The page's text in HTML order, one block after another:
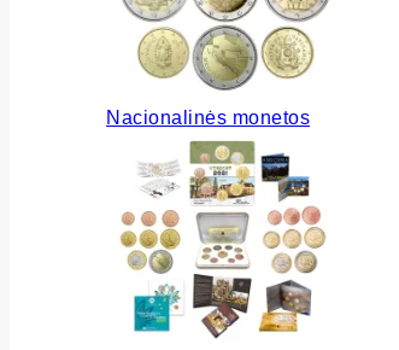
Nacionalinės monetos